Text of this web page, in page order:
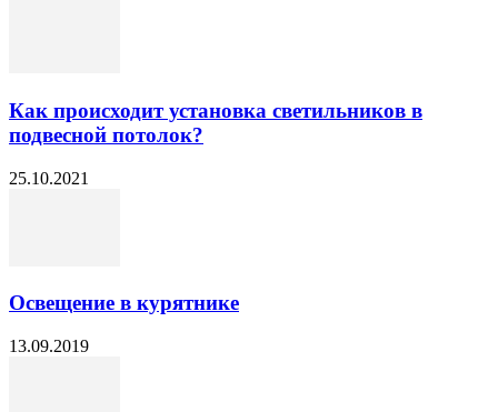
Как происходит установка светильников в
подвесной потолок?
25.10.2021
Освещение в курятнике
13.09.2019